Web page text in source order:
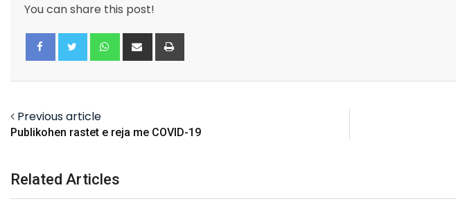
You can share this post!
Whatsapp
Share
via
Previous article
Publikohen rastet e reja me COVID-19
Related Articles